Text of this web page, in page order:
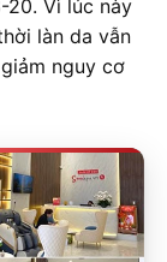
20. Vì lúc này
làn da vẫn
nguy cơ